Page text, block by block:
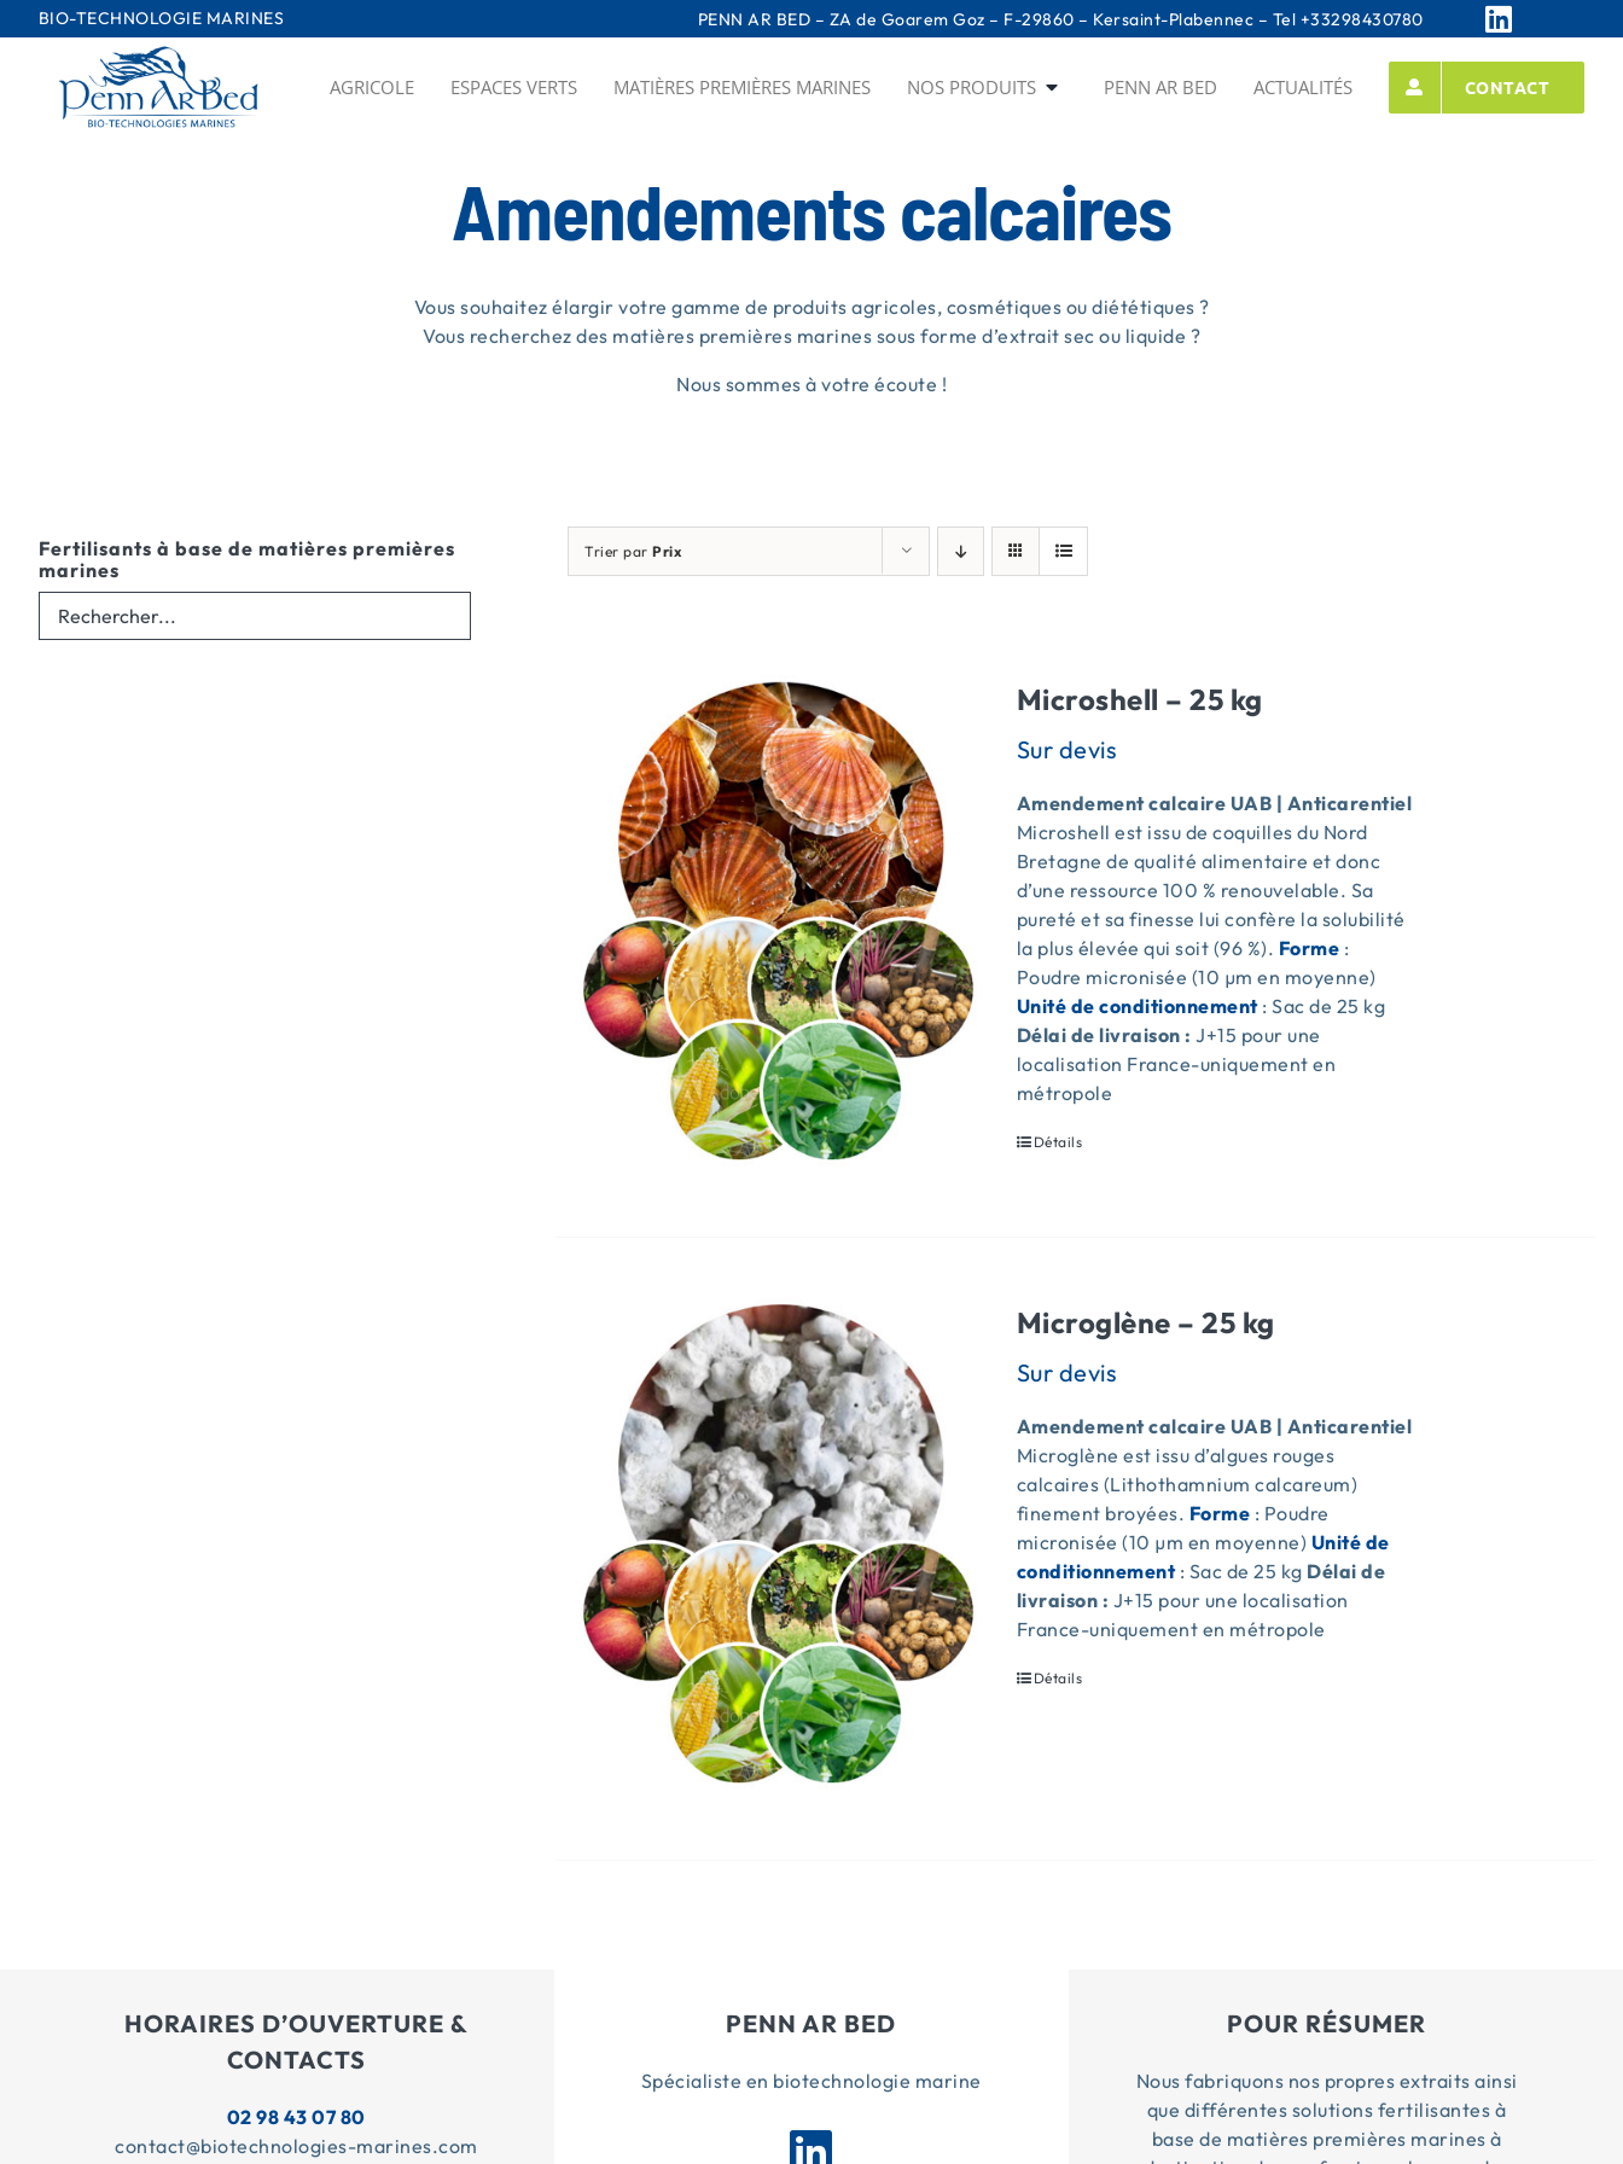
Passer
au
BIO-TECHNOLOGIE MARINES PENN AR BED – ZA de Goarem Goz – F-29860 – Kersaint-Plabennec – Tel +33298430780
AGRICOLE ESPACES VERTS MATIÈRES PREMIÈRES MARINES NOS PRODUITS PENN AR BED ACTUALITÉS CONTACT
Amendements calcaires
Vous souhaitez élargir votre gamme de produits agricoles, cosmétiques ou diététiques ?
Vous recherchez des matières premières marines sous forme d’extrait sec ou liquide ?
Nous sommes à votre écoute !
Trier parPrix
Microshell – 25 kg
Amendement calcaire UAB | Anticarentiel
Microshell est issu de coquilles du Nord
Bretagne de qualité alimentaire et donc
d’une ressource 100 % renouvelable. Sa
pureté et sa finesse lui confère la solubilité
la plus élevée qui soit (96 %). Forme :
Poudre micronisée (10 µm en moyenne)
Unité de conditionnement: Sac de 25 kg
Délai de livraison : J+15 pour une
localisation France-uniquement en
métropole
Détails
Microglène – 25 kg
Amendement calcaire UAB | Anticarentiel
Microglène est issu d’algues rouges
calcaires (Lithothamnium calcareum)
finement broyées. Forme : Poudre
micronisée (10 µm en moyenne) Unité de
conditionnement: Sac de 25 kg Délai de
livraison : J+15 pour une localisation
France-uniquement en métropole
Détails
Fertilisants à base de matières premières
marines
HORAIRES D’OUVERTURE &
CONTACTS
02 98 43 07 80
contact@biotechnologies-marines.com
PENN AR BED
Spécialiste en biotechnologie marine
POUR RÉSUMER
Nous fabriquons nos propres extraits ainsi
que différentes solutions fertilisantes à
base de matières premières marines à